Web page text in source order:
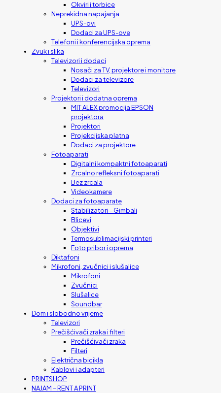
Okviri i torbice
Neprekidna napajanja
UPS-ovi
Dodaci za UPS-ove
Telefoni i konferencijska oprema
Zvuk i slika
Televizori i dodaci
Nosači za TV, projektore i monitore
Dodaci za televizore
Televizori
Projektori i dodatna oprema
MIT ALEX promocija EPSON
projektora
Projektori
Projekcijska platna
Dodaci za projektore
Fotoaparati
Digitalni kompaktni fotoaparati
Zrcalno refleksni fotoaparati
Bez zrcala
Videokamere
Dodaci za fotoaparate
Stabilizatori – Gimbali
Blicevi
Objektivi
Termosublimacijski printeri
Foto pribor i oprema
Diktafoni
Mikrofoni, zvučnici i slušalice
Mikrofoni
Zvučnici
Slušalice
Soundbar
Dom i slobodno vrijeme
Televizori
Prečišćivači zraka i filteri
Prečišćivači zraka
Filteri
Električna bicikla
Kablovi i adapteri
PRINTSHOP
NAJAM – RENT A PRINT